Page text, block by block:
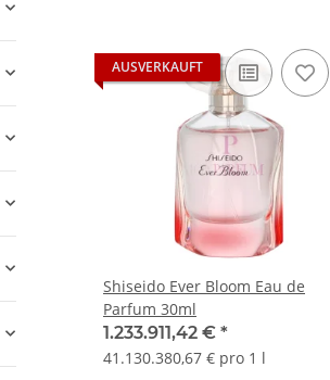
AUSVERKAUFT
Shiseido Ever Bloom Eau de
Parfum 30ml
1.233.911,42 € *
41.130.380,67 € pro 1 l